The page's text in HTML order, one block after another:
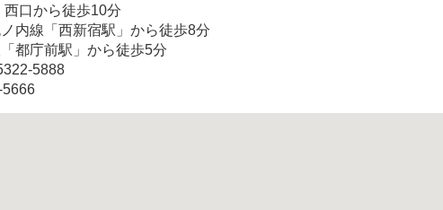
口から徒歩10分
内線「西新宿駅」から徒歩8分
都庁前駅」から徒歩5分
5888
5666